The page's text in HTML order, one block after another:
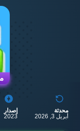
محدثة
أبريل 3, 2026
إصدار
2023